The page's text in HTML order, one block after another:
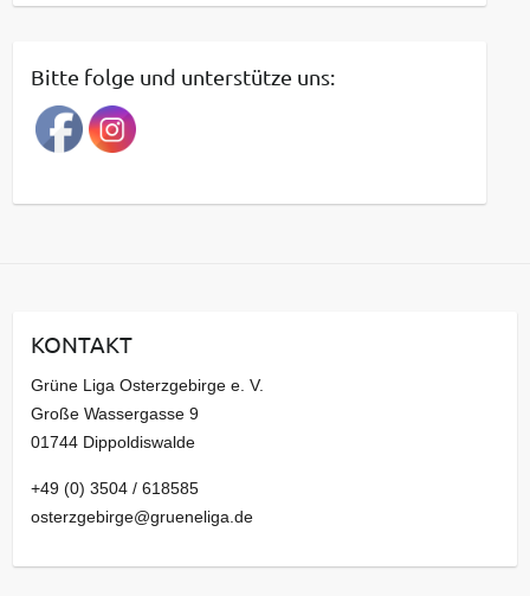
r
a
g
a
v
Bitte folge und unterstütze uns:
KONTAKT
Grüne Liga Osterzgebirge e. V.
Große Wassergasse 9
01744 Dippoldiswalde
+49 (0) 3504 / 618585
osterzgebirge@grueneliga.de